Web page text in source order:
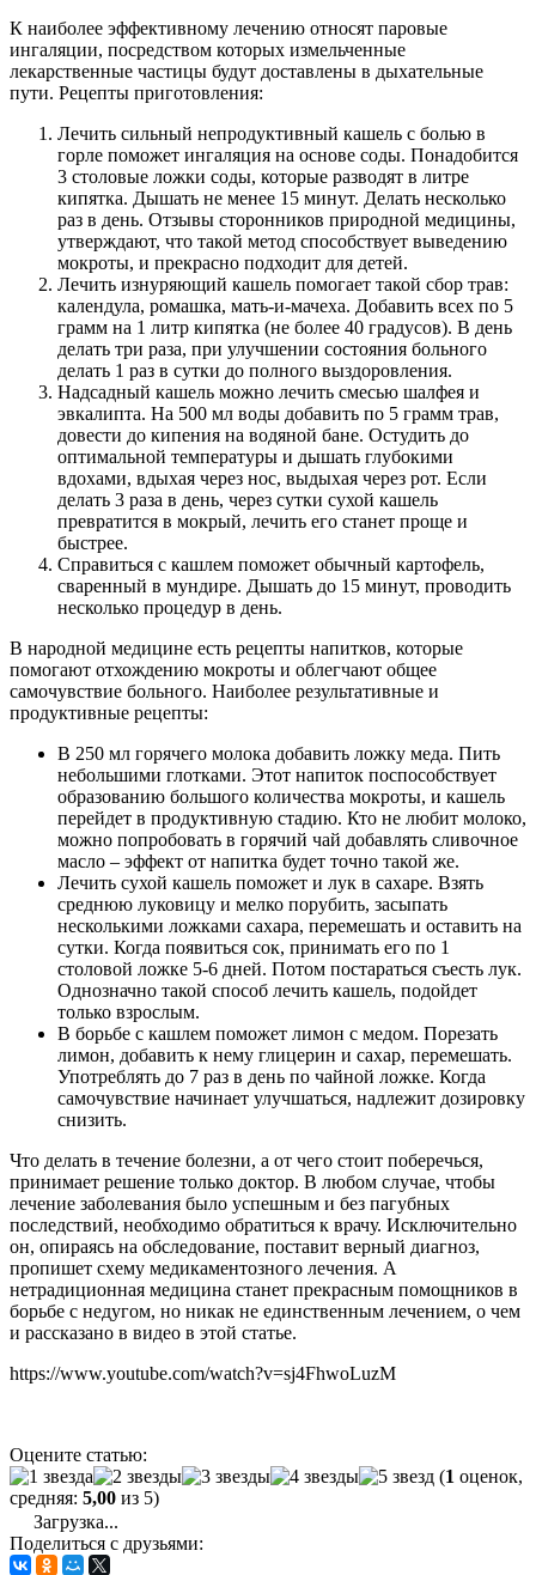
К наиболее эффективному лечению относят паровые
ингаляции, посредством которых измельченные
лекарственные частицы будут доставлены в дыхательные
пути. Рецепты приготовления:
Лечить сильный непродуктивный кашель с болью в
горле поможет ингаляция на основе соды. Понадобится
3 столовые ложки соды, которые разводят в литре
кипятка. Дышать не менее 15 минут. Делать несколько
раз в день. Отзывы сторонников природной медицины,
утверждают, что такой метод способствует выведению
мокроты, и прекрасно подходит для детей.
Лечить изнуряющий кашель помогает такой сбор трав:
календула, ромашка, мать-и-мачеха. Добавить всех по 5
грамм на 1 литр кипятка (не более 40 градусов). В день
делать три раза, при улучшении состояния больного
делать 1 раз в сутки до полного выздоровления.
Надсадный кашель можно лечить смесью шалфея и
эвкалипта. На 500 мл воды добавить по 5 грамм трав,
довести до кипения на водяной бане. Остудить до
оптимальной температуры и дышать глубокими
вдохами, вдыхая через нос, выдыхая через рот. Если
делать 3 раза в день, через сутки сухой кашель
превратится в мокрый, лечить его станет проще и
быстрее.
Справиться с кашлем поможет обычный картофель,
сваренный в мундире. Дышать до 15 минут, проводить
несколько процедур в день.
В народной медицине есть рецепты напитков, которые
помогают отхождению мокроты и облегчают общее
самочувствие больного. Наиболее результативные и
продуктивные рецепты:
В 250 мл горячего молока добавить ложку меда. Пить
небольшими глотками. Этот напиток поспособствует
образованию большого количества мокроты, и кашель
перейдет в продуктивную стадию. Кто не любит молоко,
можно попробовать в горячий чай добавлять сливочное
масло – эффект от напитка будет точно такой же.
Лечить сухой кашель поможет и лук в сахаре. Взять
среднюю луковицу и мелко порубить, засыпать
несколькими ложками сахара, перемешать и оставить на
сутки. Когда появиться сок, принимать его по 1
столовой ложке 5-6 дней. Потом постараться съесть лук.
Однозначно такой способ лечить кашель, подойдет
только взрослым.
В борьбе с кашлем поможет лимон с медом. Порезать
лимон, добавить к нему глицерин и сахар, перемешать.
Употреблять до 7 раз в день по чайной ложке. Когда
самочувствие начинает улучшаться, надлежит дозировку
снизить.
Что делать в течение болезни, а от чего стоит поберечься,
принимает решение только доктор. В любом случае, чтобы
лечение заболевания было успешным и без пагубных
последствий, необходимо обратиться к врачу. Исключительно
он, опираясь на обследование, поставит верный диагноз,
пропишет схему медикаментозного лечения. А
нетрадиционная медицина станет прекрасным помощников в
борьбе с недугом, но никак не единственным лечением, о чем
и рассказано в видео в этой статье.
https://www.youtube.com/watch?v=sj4FhwoLuzM
Оцените статью:
(1 оценок,
средняя: 5,00 из 5)
Загрузка...
Поделиться с друзьями: